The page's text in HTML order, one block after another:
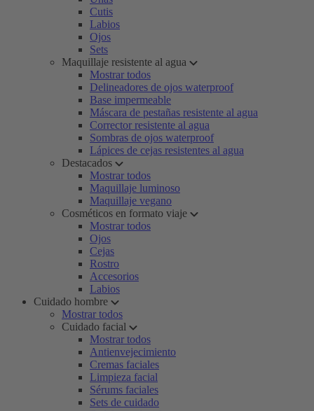
Cutis
Labios
Ojos
Sets
Maquillaje resistente al agua
Mostrar todos
Delineadores de ojos waterproof
Base impermeable
Máscara de pestañas resistente al agua
Corrector resistente al agua
Sombras de ojos waterproof
Lápices de cejas resistentes al agua
Destacados
Mostrar todos
Maquillaje luminoso
Maquillaje vegano
Cosméticos en formato viaje
Mostrar todos
Ojos
Cejas
Rostro
Accesorios
Labios
Cuidado hombre
Mostrar todos
Cuidado facial
Mostrar todos
Antienvejecimiento
Cremas faciales
Limpieza facial
Sérums faciales
Sets de cuidado